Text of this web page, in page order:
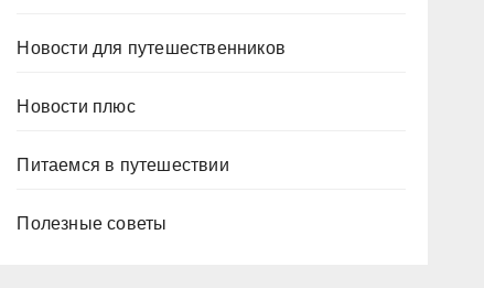
Новости для путешественников
Новости плюс
Питаемся в путешествии
Полезные советы